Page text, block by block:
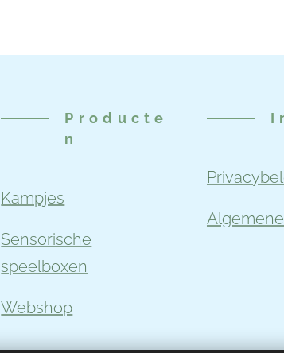
Producte
n
Kampjes
Sensorische
speelboxen
Webshop